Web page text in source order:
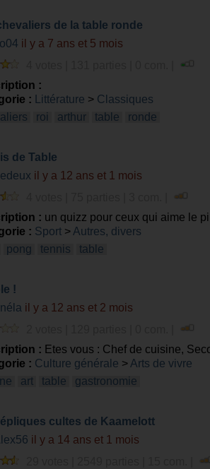
de la table ronde
il y a 7 ans et 5 mois
:
:
Littérature > Classiques
roi arthur table ronde
de Table
il y a 12 ans et 1 mois
: un quizz pour ceux qui aime le
: Sport > Autres, divers
pong tennis table
!
il y a 12 ans et 2 mois
: Etes vous : Chef de cuisine,
Saucier ?
: Culture générale > Arts de vivre
art table gastronomie
cultes de Kaamelott
il y a 14 ans et 1 mois